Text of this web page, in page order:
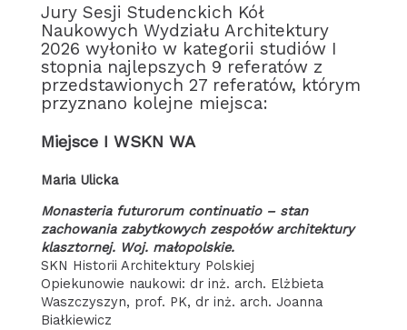
Jury Sesji Studenckich Kół
Naukowych Wydziału Architektury
2026 wyłoniło w kategorii studiów I
stopnia najlepszych 9 referatów z
przedstawionych 27 referatów, którym
przyznano kolejne miejsca:
Miejsce I WSKN WA
Maria Ulicka
Monasteria futurorum continuatio – stan
zachowania zabytkowych zespołów architektury
klasztornej. Woj. małopolskie.
SKN Historii Architektury Polskiej
Opiekunowie naukowi: dr inż. arch. Elżbieta
Waszczyszyn, prof. PK, dr inż. arch. Joanna
Białkiewicz